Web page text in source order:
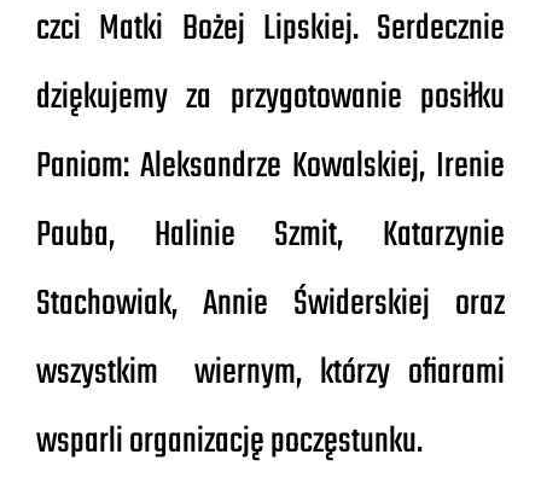
czci Matki Bożej Lipskiej. Serdecznie
dziękujemy za przygotowanie posiłku
Paniom: Aleksandrze Kowalskiej, Irenie
Pauba, Halinie Szmit, Katarzynie
Stachowiak, Annie Świderskiej oraz
wszystkim wiernym, którzy ofiarami
wsparli organizację poczęstunku.